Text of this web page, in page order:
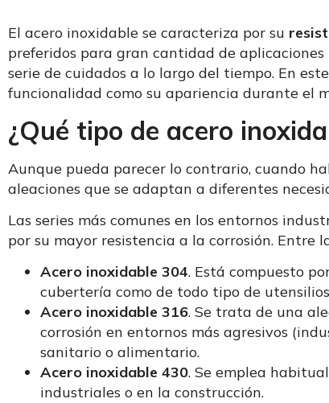
El acero inoxidable se caracteriza por su
preferidos para gran cantidad de
serie de cuidados a lo largo del tiempo. En
funcionalidad como su apariencia durante el
¿Qué tipo de acero
Aunque pueda parecer lo contrario, cuando
aleaciones que se adaptan a diferentes
Las series más comunes en los entornos
por su mayor resistencia a la corrosión. Entre
Acero inoxidable 304. Está compuesto
cubertería como de todo tipo de
Acero inoxidable 316. Se trata de una
corrosión en entornos más agresivos
sanitario o alimentario.
Acero inoxidable 430. Se emplea
industriales o en la construcción.